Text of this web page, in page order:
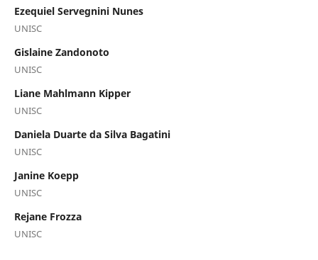
Ezequiel Servegnini Nunes
UNISC
Gislaine Zandonoto
UNISC
Liane Mahlmann Kipper
UNISC
Daniela Duarte da Silva Bagatini
UNISC
Janine Koepp
UNISC
Rejane Frozza
UNISC